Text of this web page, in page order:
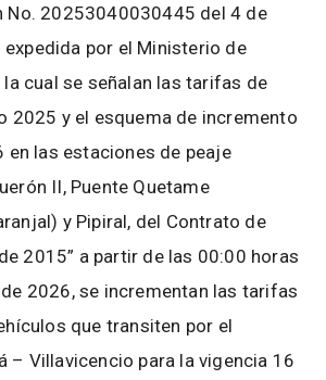
No. 20253040030445 del 4 de
por el Ministerio de
la cual se señalan las tarifas de
2025 y el esquema de incremento
en las estaciones de peaje
II, Puente Quetame
y Pipiral, del Contrato de
2015” a partir de las 00:00 horas
2026, se incrementan las tarifas
que transiten por el
– Villavicencio para la vigencia 16